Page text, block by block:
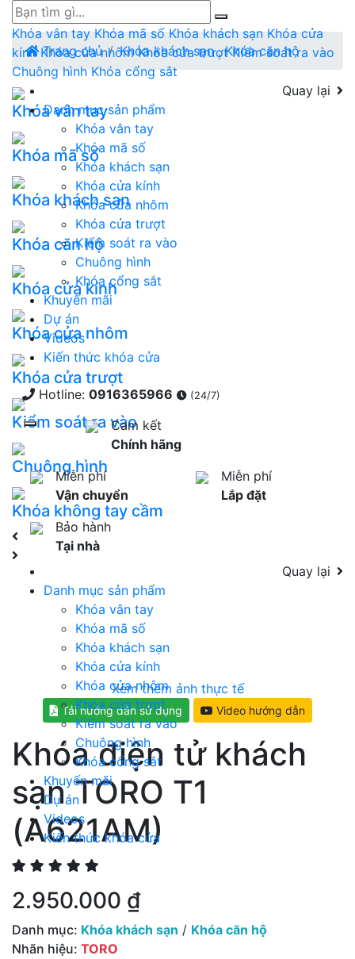
Khóa vân tay Khóa mã số Khóa khách sạn Khóa cửa
kínhKhóa cửa nhômKhóa cửa trượtKiểm soát ra vào
Chuông hình Khóa cổng sắt
Quay lại
Danh mục sản phẩm
Khóa vân tay
Khóa mã số
Khóa khách sạn
Khóa cửa kính
Khóa cửa nhôm
Khóa cửa trượt
Kiểm soát ra vào
Chuông hình
Khóa cổng sắt
Khuyến mãi
Dự án
Videos
Kiến thức khóa cửa
Hotline: 0916365966 (24/7)
Toggle navigationCam kết
Chính hãng
Miễn phí
Vận chuyển
Miễn phí
Lắp đặt
Bảo hành
Tại nhà
Quay lại
Danh mục sản phẩm
Khóa vân tay
Khóa mã số
Khóa khách sạn
Khóa cửa kính
Khóa cửa nhôm
Khóa cửa trượt
Kiểm soát ra vào
Chuông hình
Khóa cổng sắt
Khuyến mãi
Dự án
Videos
Kiến thức khóa cửa
Trang chủ Khóa khách sạn,Khóa căn hộ
Khóa vân tay
Khóa mã số
Khóa khách sạn
Khóa căn hộ
Khóa cửa kính
Khóa cửa nhôm
Khóa cửa trượt
Kiểm soát ra vào
Chuông hình
Khóa không tay cầm
Xem thêm ảnh thực tế
Tải hướng dẫn sử dụng Video hướng dẫn
Khóa điện tử khách
sạn TORO T1
(A621AM)
2.950.000 ₫
Danh mục: Khóa khách sạn / Khóa căn hộ
Nhãn hiệu: TORO